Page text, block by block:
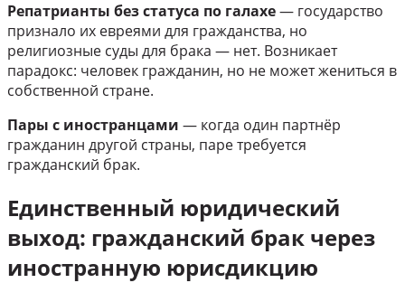
Репатрианты без статуса по галахе— государство
признало их евреями для гражданства, но
религиозные суды для брака — нет. Возникает
парадокс: человек гражданин, но не может жениться в
собственной стране.
Пары с иностранцами — когда один партнёр
гражданин другой страны, паре требуется
гражданский брак.
Единственный юридический
выход: гражданский брак через
иностранную юрисдикцию